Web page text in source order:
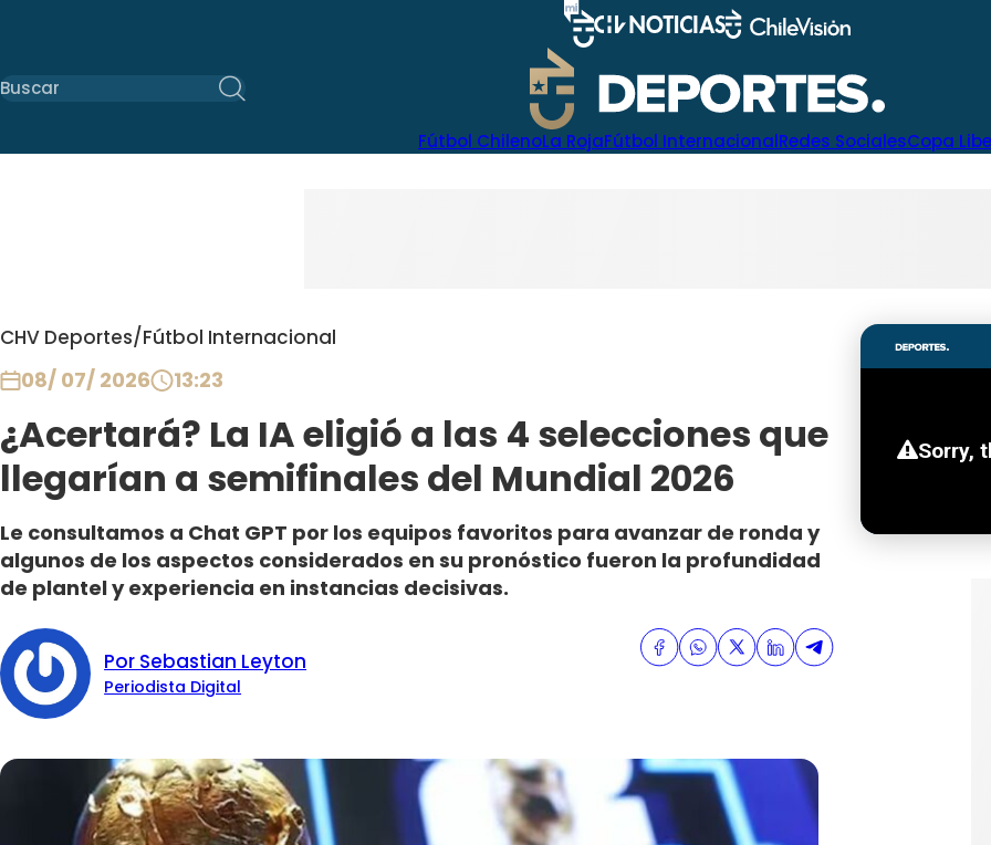
Fútbol ChilenoLa RojaFútbol InternacionalRedes SocialesCopa
CHV Deportes/Fútbol Internacional
08/ 07/ 2026 13:23
¿Acertará? La IA eligió a las 4 selecciones que
llegarían a semifinales del Mundial 2026
Le consultamos a Chat GPT por los equipos favoritos para avanzar de ronda y
algunos de los aspectos considerados en su pronóstico fueron la profundidad
de plantel y experiencia en instancias decisivas.
Por Sebastian Leyton
Periodista Digital